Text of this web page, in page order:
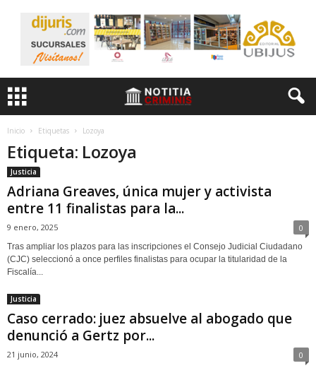
Inicio Etiquetas Lozoya
Etiqueta: Lozoya
Justicia
Adriana Greaves, única mujer y activista
entre 11 finalistas para la...
9 enero, 2025 0
Tras ampliar los plazos para las inscripciones el Consejo Judicial Ciudadano
(CJC) seleccionó a once perfiles finalistas para ocupar la titularidad de la
Fiscalía...
Justicia
Caso cerrado: juez absuelve al abogado que
denunció a Gertz por...
21 junio, 2024 0